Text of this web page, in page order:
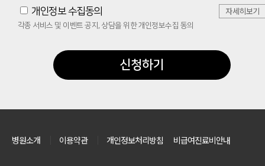
개인정보 수집동의
각종 서비스 및 이벤트 공지, 상담을 위한 개인정보수집 동의
자세히보기
신청하기
병원소개 이용약관 개인정보처리방침 비급여진료비안내